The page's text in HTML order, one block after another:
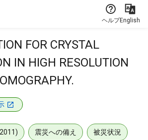
ヘルプEnglish
FOR CRYSTAL
IN HIGH RESOLUTION
震災への備え 被災状況